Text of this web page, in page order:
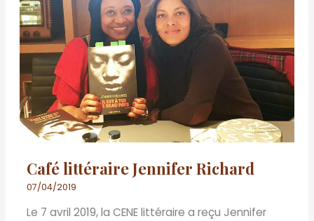
Café littéraire Jennifer Richard
07/04/2019
Le 7 avril 2019, la CENE littéraire a reçu Jennifer
Richard